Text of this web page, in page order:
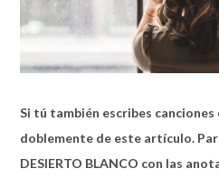
Si tú también escribes
doblemente de este artículo.
DESIERTO BLANCO con las